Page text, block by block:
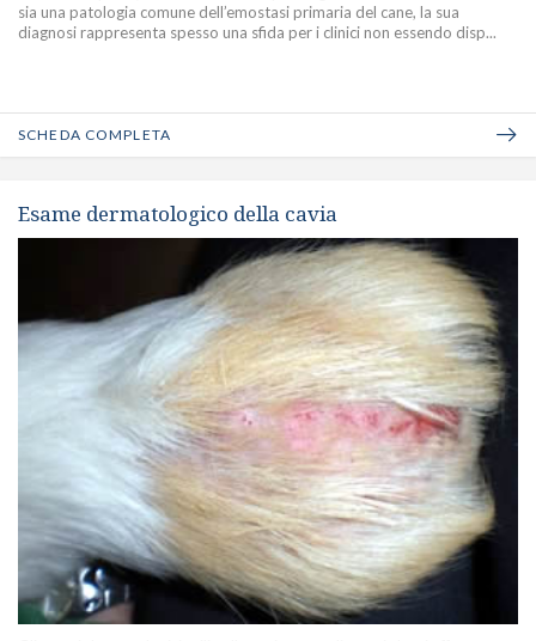
sia una patologia comune dell’emostasi primaria del cane, la sua
diagnosi rappresenta spesso una sfida per i clinici non essendo disp...
SCHEDA COMPLETA
Esame dermatologico della cavia